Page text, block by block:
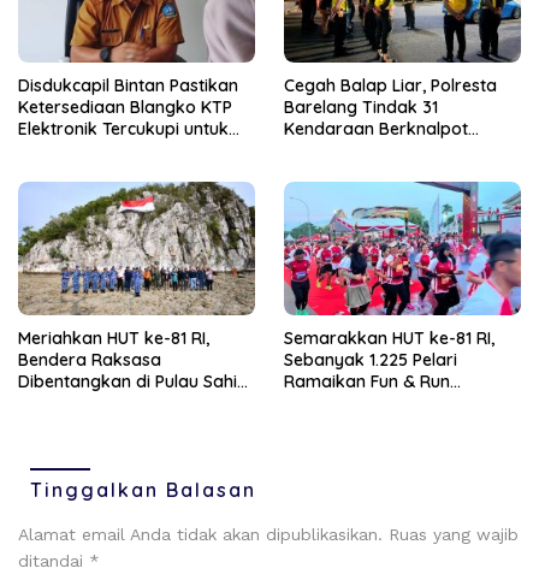
Disdukcapil Bintan Pastikan
Ketersediaan Blangko KTP
Elektronik Tercukupi untuk
Cegah Balap Liar, Polresta
Barelang Tindak 31
Kendaraan Berknalpot
Meriahkan HUT ke-81 RI,
Bendera Raksasa
Dibentangkan di Pulau Sahi
Semarakkan HUT ke-81 RI,
Sebanyak 1.225 Pelari
Ramaikan Fun & Run
Tinggalkan Balasan
Alamat email Anda tidak akan dipublikasikan. Ruas yang wajib
ditandai *